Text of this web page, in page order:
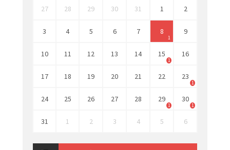
27 28 29 30 31 1 2
3 4 5 6 7 8
1
9
10 11 12 13 14 15
1
16
17 18 19 20 21 22 23
1
24 25 26 27 28 29
1
30
1
31 1 2 3 4 5 6